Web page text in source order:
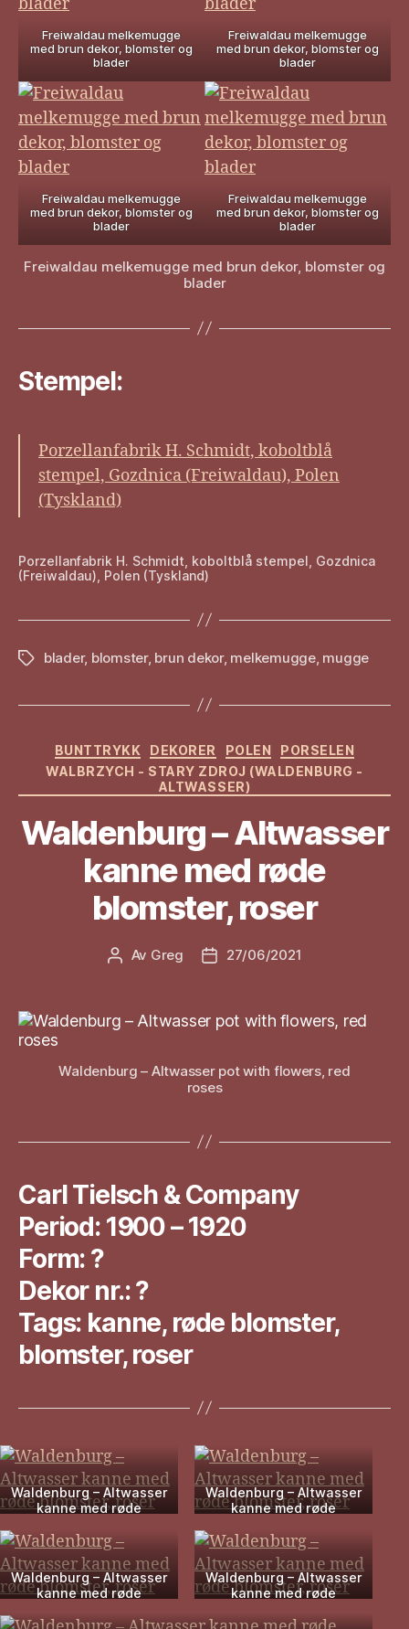
Freiwaldau melkemugge
med brun dekor, blomster og
blader
Freiwaldau melkemugge
med brun dekor, blomster og
blader
Freiwaldau melkemugge
med brun dekor, blomster og
blader
Freiwaldau melkemugge
med brun dekor, blomster og
blader
Freiwaldau melkemugge med brun dekor, blomster og
blader
Stempel:
Porzellanfabrik H. Schmidt, koboltblå
stempel, Gozdnica (Freiwaldau), Polen
(Tyskland)
Porzellanfabrik H. Schmidt, koboltblå stempel, Gozdnica
(Freiwaldau), Polen (Tyskland)
Stikkord
blader, blomster, brun dekor, melkemugge, mugge
Kategorier
BUNTTRYKK DEKORER POLEN
PORSELEN
WALBRZYCH - STARY ZDROJ (WALDENBURG -
ALTWASSER)
Waldenburg – Altwasser
kanne med røde
blomster, roser
Innleggsforfatter
Av Greg Publiseringsdato
27/06/2021
Waldenburg – Altwasser pot with flowers, red
roses
Carl Tielsch & Company
Period: 1900 – 1920
Form: ?
Dekor nr.: ?
Tags: kanne, røde blomster,
blomster, roser
Waldenburg – Altwasser
kanne med røde
Waldenburg – Altwasser
kanne med røde
Waldenburg – Altwasser
kanne med røde
Waldenburg – Altwasser
kanne med røde